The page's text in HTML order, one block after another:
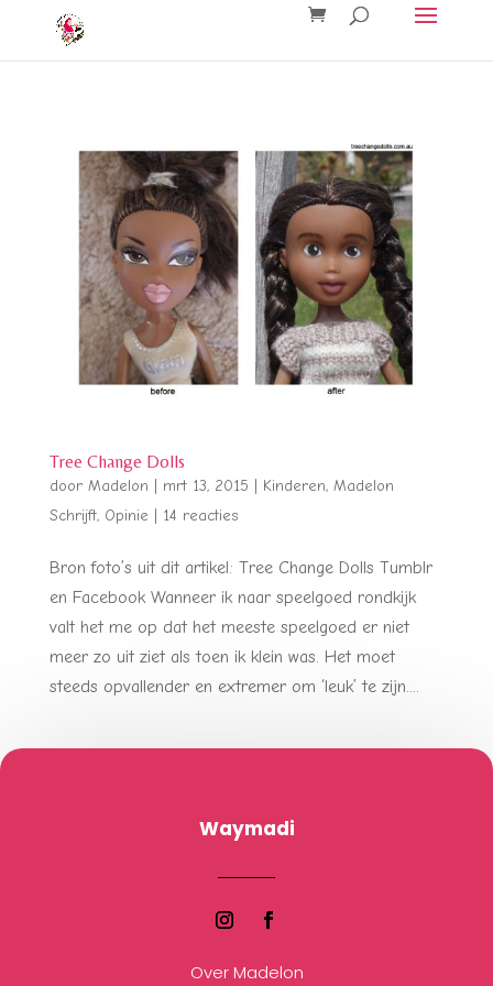
Tree Change Dolls
door Madelon mrt 13, 2015 Kinderen, Madelon
Schrijft, Opinie 14 reacties
Bron foto’s uit dit artikel: Tree Change Dolls Tumblr
en Facebook Wanneer ik naar speelgoed rondkijk
valt het me op dat het meeste speelgoed er niet
meer zo uit ziet als toen ik klein was. Het moet
steeds opvallender en extremer om ‘leuk’ te zijn....
Waymadi
Over Madelon